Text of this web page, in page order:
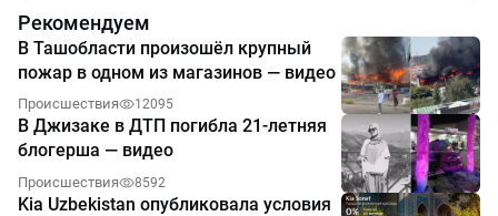
Рекомендуем
В Ташобласти произошёл крупный
пожар в одном из магазинов — видео
Происшествия 12095
В Джизаке в ДТП погибла 21-летняя
блогерша — видео
Происшествия 8592
Kia Uzbekistan опубликовала условия